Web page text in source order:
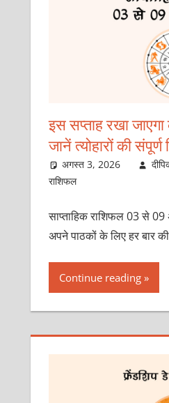
इस सप्ताह रखा
जानें त्योहारों की
अगस्त 3, 2026
राशिफल
साप्ताहिक राशिफल 03 से
अपने पाठकों के लिए हर बार
Continue reading